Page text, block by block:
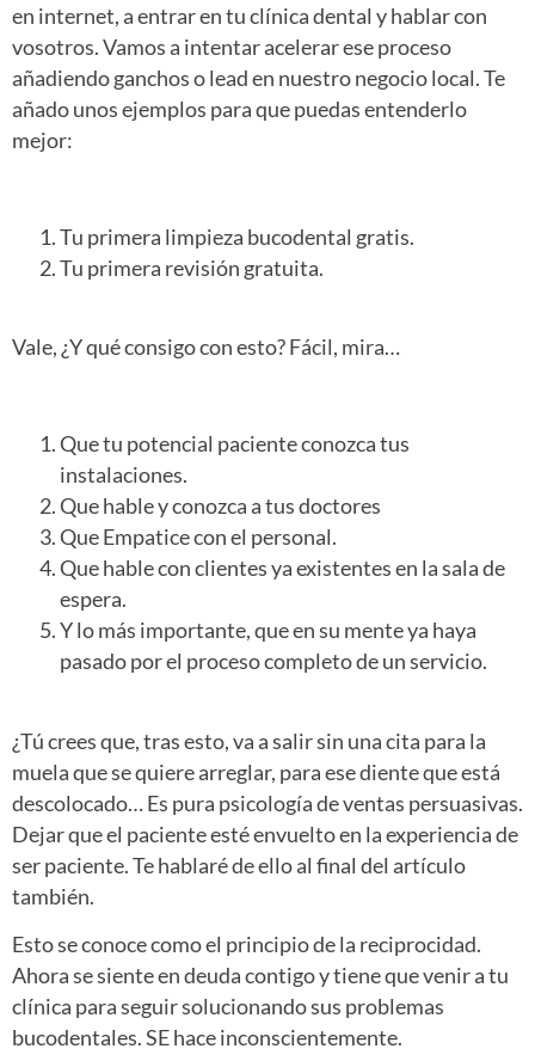
en internet, a entrar en tu clínica dental y hablar con
vosotros. Vamos a intentar acelerar ese proceso
añadiendo ganchos o lead en nuestro negocio local. Te
añado unos ejemplos para que puedas entenderlo
mejor:
Tu primera limpieza bucodental gratis.
Tu primera revisión gratuita.
Vale, ¿Y qué consigo con esto? Fácil, mira…
Que tu potencial paciente conozca tus
instalaciones.
Que hable y conozca a tus doctores
Que Empatice con el personal.
Que hable con clientes ya existentes en la sala de
espera.
Y lo más importante, que en su mente ya haya
pasado por el proceso completo de un servicio.
¿Tú crees que, tras esto, va a salir sin una cita para la
muela que se quiere arreglar, para ese diente que está
descolocado… Es pura psicología de ventas persuasivas.
Dejar que el paciente esté envuelto en la experiencia de
ser paciente. Te hablaré de ello al final del artículo
también.
Esto se conoce como el principio de la reciprocidad.
Ahora se siente en deuda contigo y tiene que venir a tu
clínica para seguir solucionando sus problemas
bucodentales. SE hace inconscientemente.